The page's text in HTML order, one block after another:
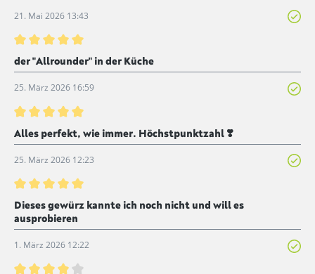
21. Mai 2026 13:43
Bewertung mit 5 von 5 Sternen
der "Allrounder" in der Küche
25. März 2026 16:59
Bewertung mit 5 von 5 Sternen
Alles perfekt, wie immer. Höchstpunktzahl ❣️
25. März 2026 12:23
Bewertung mit 5 von 5 Sternen
Dieses gewürz kannte ich noch nicht und will es
ausprobieren
1. März 2026 12:22